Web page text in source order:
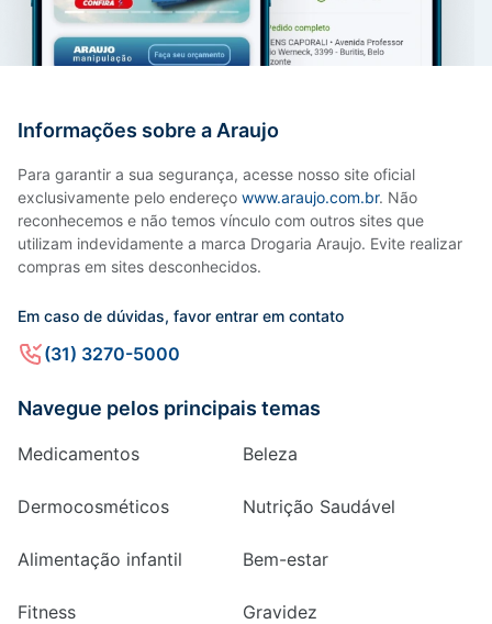
Informações sobre a Araujo
Para garantir a sua segurança, acesse nosso site oficial
exclusivamente pelo endereço www.araujo.com.br. Não
reconhecemos e não temos vínculo com outros sites que
utilizam indevidamente a marca Drogaria Araujo. Evite realizar
compras em sites desconhecidos.
Em caso de dúvidas, favor entrar em contato
(31) 3270-5000
Navegue pelos principais temas
Medicamentos Beleza
Dermocosméticos Nutrição Saudável
Alimentação infantil Bem-estar
Fitness Gravidez